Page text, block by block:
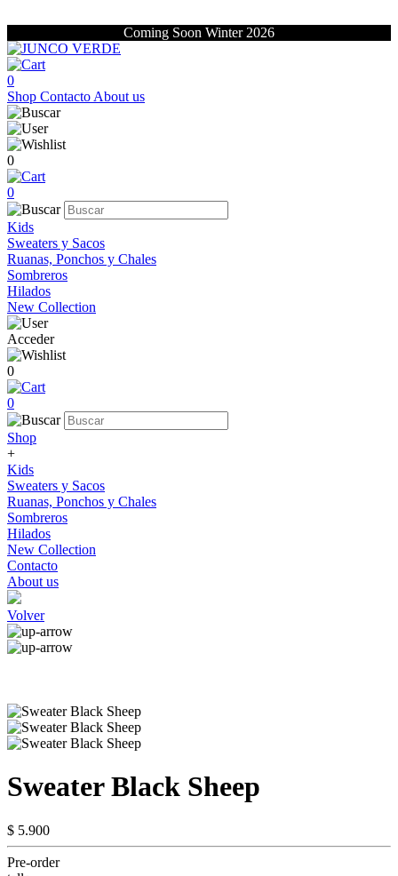
Coming Soon Winter 2026
0
Shop Contacto About us
0
0
Kids
Sweaters y Sacos
Ruanas, Ponchos y Chales
Sombreros
Hilados
New Collection
Acceder
0
0
Shop
+
Kids
Sweaters y Sacos
Ruanas, Ponchos y Chales
Sombreros
Hilados
New Collection
Contacto
About us
Volver
Sweater Black Sheep
$ 5.900
Pre-order